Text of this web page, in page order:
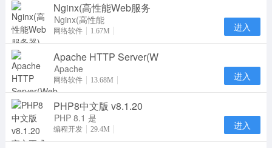
代理的后台用
于远
Nginx(高性能Web服务
Nginx(高性能
Web服务器)
下一个高性能
的 HT
网络软件 1.67M 进入
Apache HTTP Server(W
Apache
HTTP Server
通俗地称为
Apache，是
一个开放源码
网络软件 13.68M 进入
PHP8中文版 v8.1.20
PHP 8.1 是
PHP 语言的
编程开发 29.4M 进入